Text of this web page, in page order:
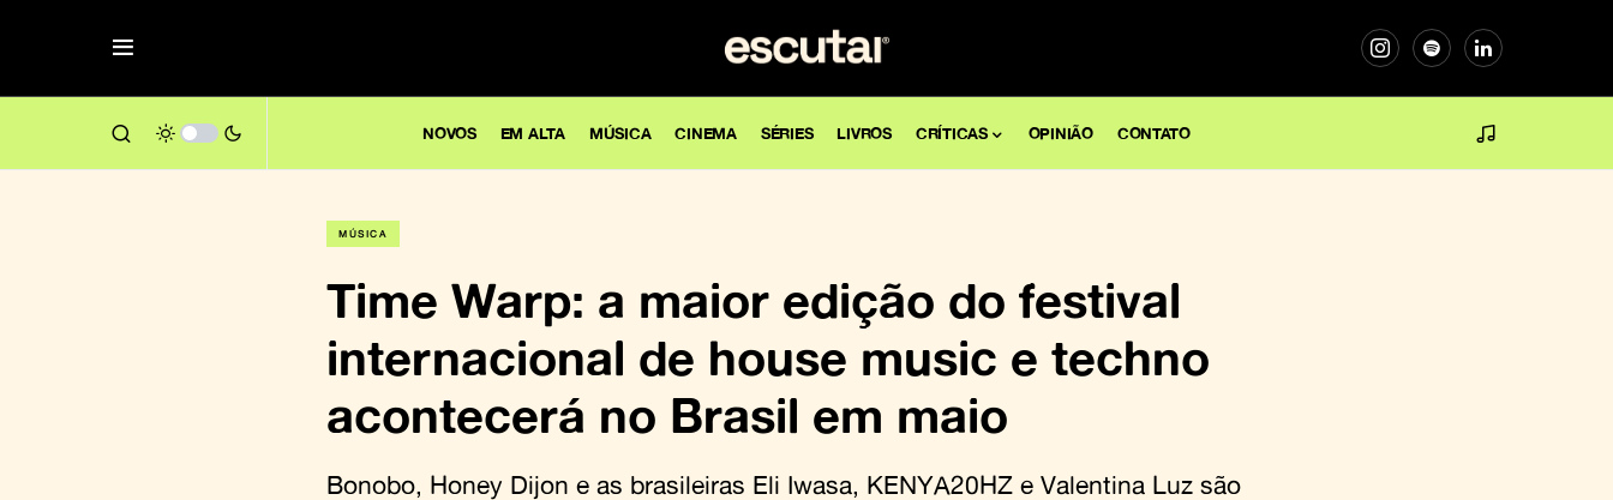
NOVOS EM ALTA MÚSICA CINEMA SÉRIES LIVROS CRÍTICAS OPINIÃO CONTATO
MÚSICA
Time Warp: a maior edição do festival
internacional de house music e techno
acontecerá no Brasil em maio
Bonobo, Honey Dijon e as brasileiras Eli Iwasa, KENYA20HZ e Valentina Luz são